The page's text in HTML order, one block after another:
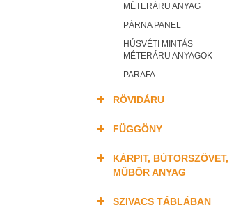
MÉTERÁRU ANYAG
PÁRNA PANEL
HÚSVÉTI MINTÁS
MÉTERÁRU ANYAGOK
PARAFA
RÖVIDÁRU
FÜGGÖNY
KÁRPIT, BÚTORSZÖVET,
MŰBŐR ANYAG
SZIVACS TÁBLÁBAN